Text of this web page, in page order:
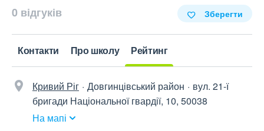
0 відгуків Зберегти
Контакти Про школу Рейтинг
Кривий Ріг Довгинцівський район
вул. 21-ї
бригади Національної гвардії, 10, 50038
На мапі